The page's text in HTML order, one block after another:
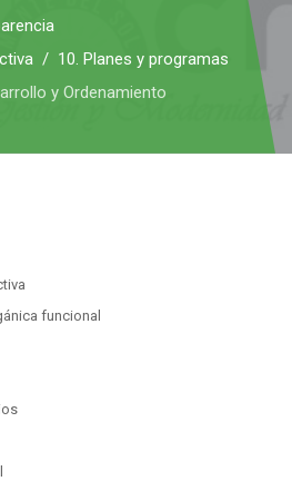
10. Planes y programas
y Ordenamiento
funcional